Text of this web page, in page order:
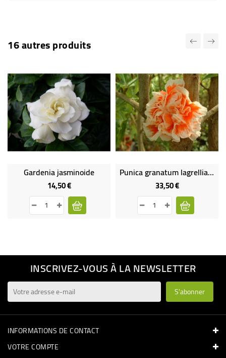
16 autres produits
Gardenia jasminoide
14,50 €Prix
Punica granatum lagrelliae gros sujet
33,50 €Prix
INSCRIVEZ-VOUS À LA NEWSLETTER
INFORMATIONS DE CONTACT
VOTRE COMPTE